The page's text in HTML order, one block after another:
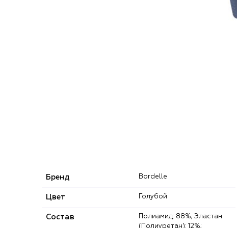
Бренд Bordelle
Цвет Голубой
Состав
(Полиуретан): 12%;